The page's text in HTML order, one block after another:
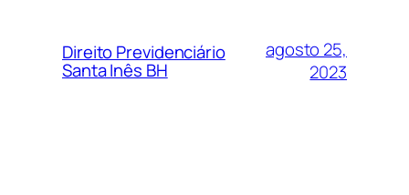
Direito Previdenciário
Santa Inês BH
agosto 25,
2023